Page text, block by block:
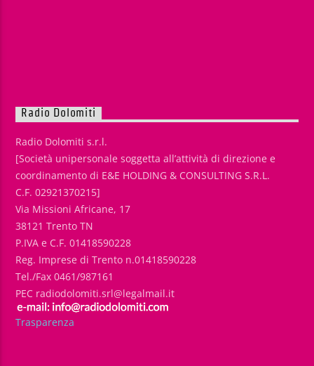
Radio Dolomiti
Radio Dolomiti s.r.l.
[Società unipersonale soggetta all’attività di direzione e
coordinamento di E&E HOLDING & CONSULTING S.R.L.
C.F. 02921370215]
Via Missioni Africane, 17
38121 Trento TN
P.IVA e C.F. 01418590228
Reg. Imprese di Trento n.01418590228
Tel./Fax 0461/987161
PEC radiodolomiti.srl@legalmail.it
Trasparenza